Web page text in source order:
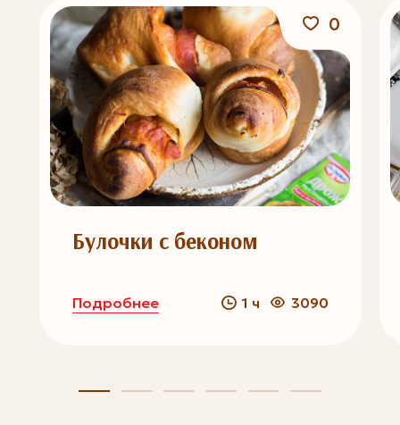
0
Булочки с беконом
Подробнее 1 ч 3090